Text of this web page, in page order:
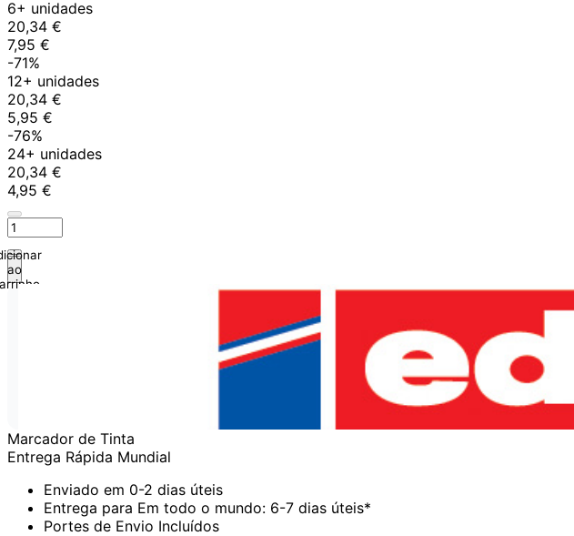
6+ unidades
20,34 €
7,95 €
-71%
12+ unidades
20,34 €
5,95 €
-76%
24+ unidades
20,34 €
4,95 €
ao
Marcador de Tinta
Entrega Rápida Mundial
Enviado em 0-2 dias úteis
Entrega para Em todo o mundo: 6-7 dias úteis*
Portes de Envio Incluídos